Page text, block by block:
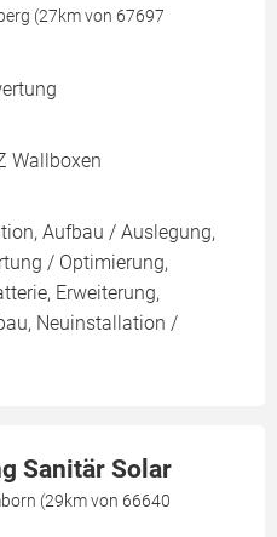
(27km von 67697
Wallboxen
Aufbau / Auslegung,
/ Optimierung,
Erweiterung,
Neuinstallation /
Sanitär Solar
(29km von 66640